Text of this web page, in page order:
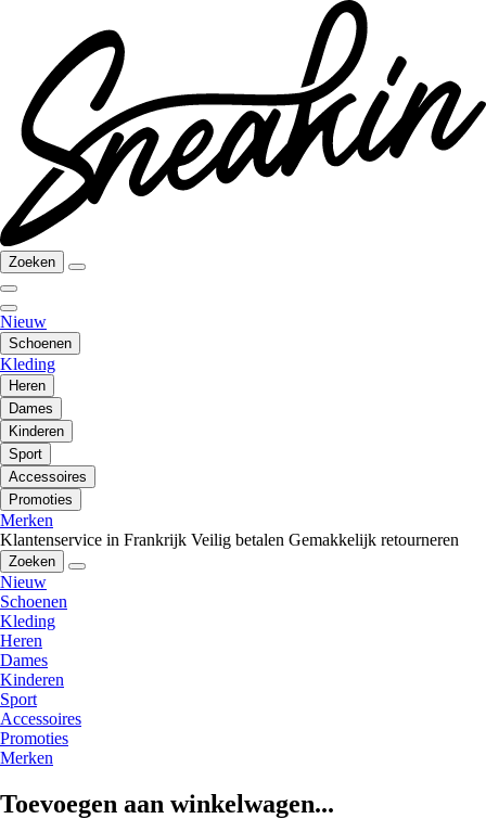
Zoeken
Nieuw
Schoenen
Kleding
Heren
Dames
Kinderen
Sport
Accessoires
Promoties
Merken
Klantenservice in Frankrijk Veilig betalen Gemakkelijk retourneren
Zoeken
Nieuw
Schoenen
Kleding
Heren
Dames
Kinderen
Sport
Accessoires
Promoties
Merken
Toevoegen aan winkelwagen...